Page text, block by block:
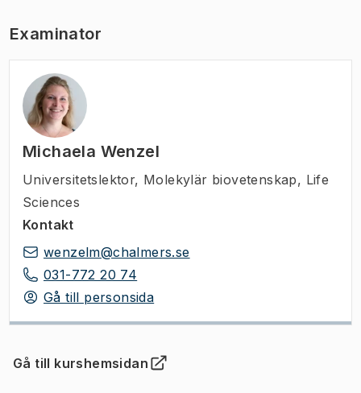
Examinator
Michaela Wenzel
Universitetslektor, Molekylär biovetenskap, Life
Sciences
Kontakt
wenzelm@chalmers.se
031-772 20 74
Gå till personsida
Gå till kurshemsidan
(Öppnas i ny flik)